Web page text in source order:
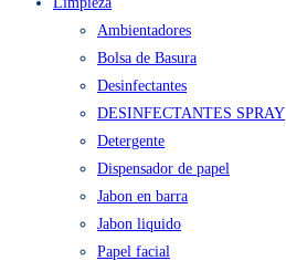
Ambientadores
Bolsa de Basura
Desinfectantes
DESINFECTANTES SPRAY
Detergente
Dispensador de papel
Jabon en barra
Jabon liquido
Papel facial